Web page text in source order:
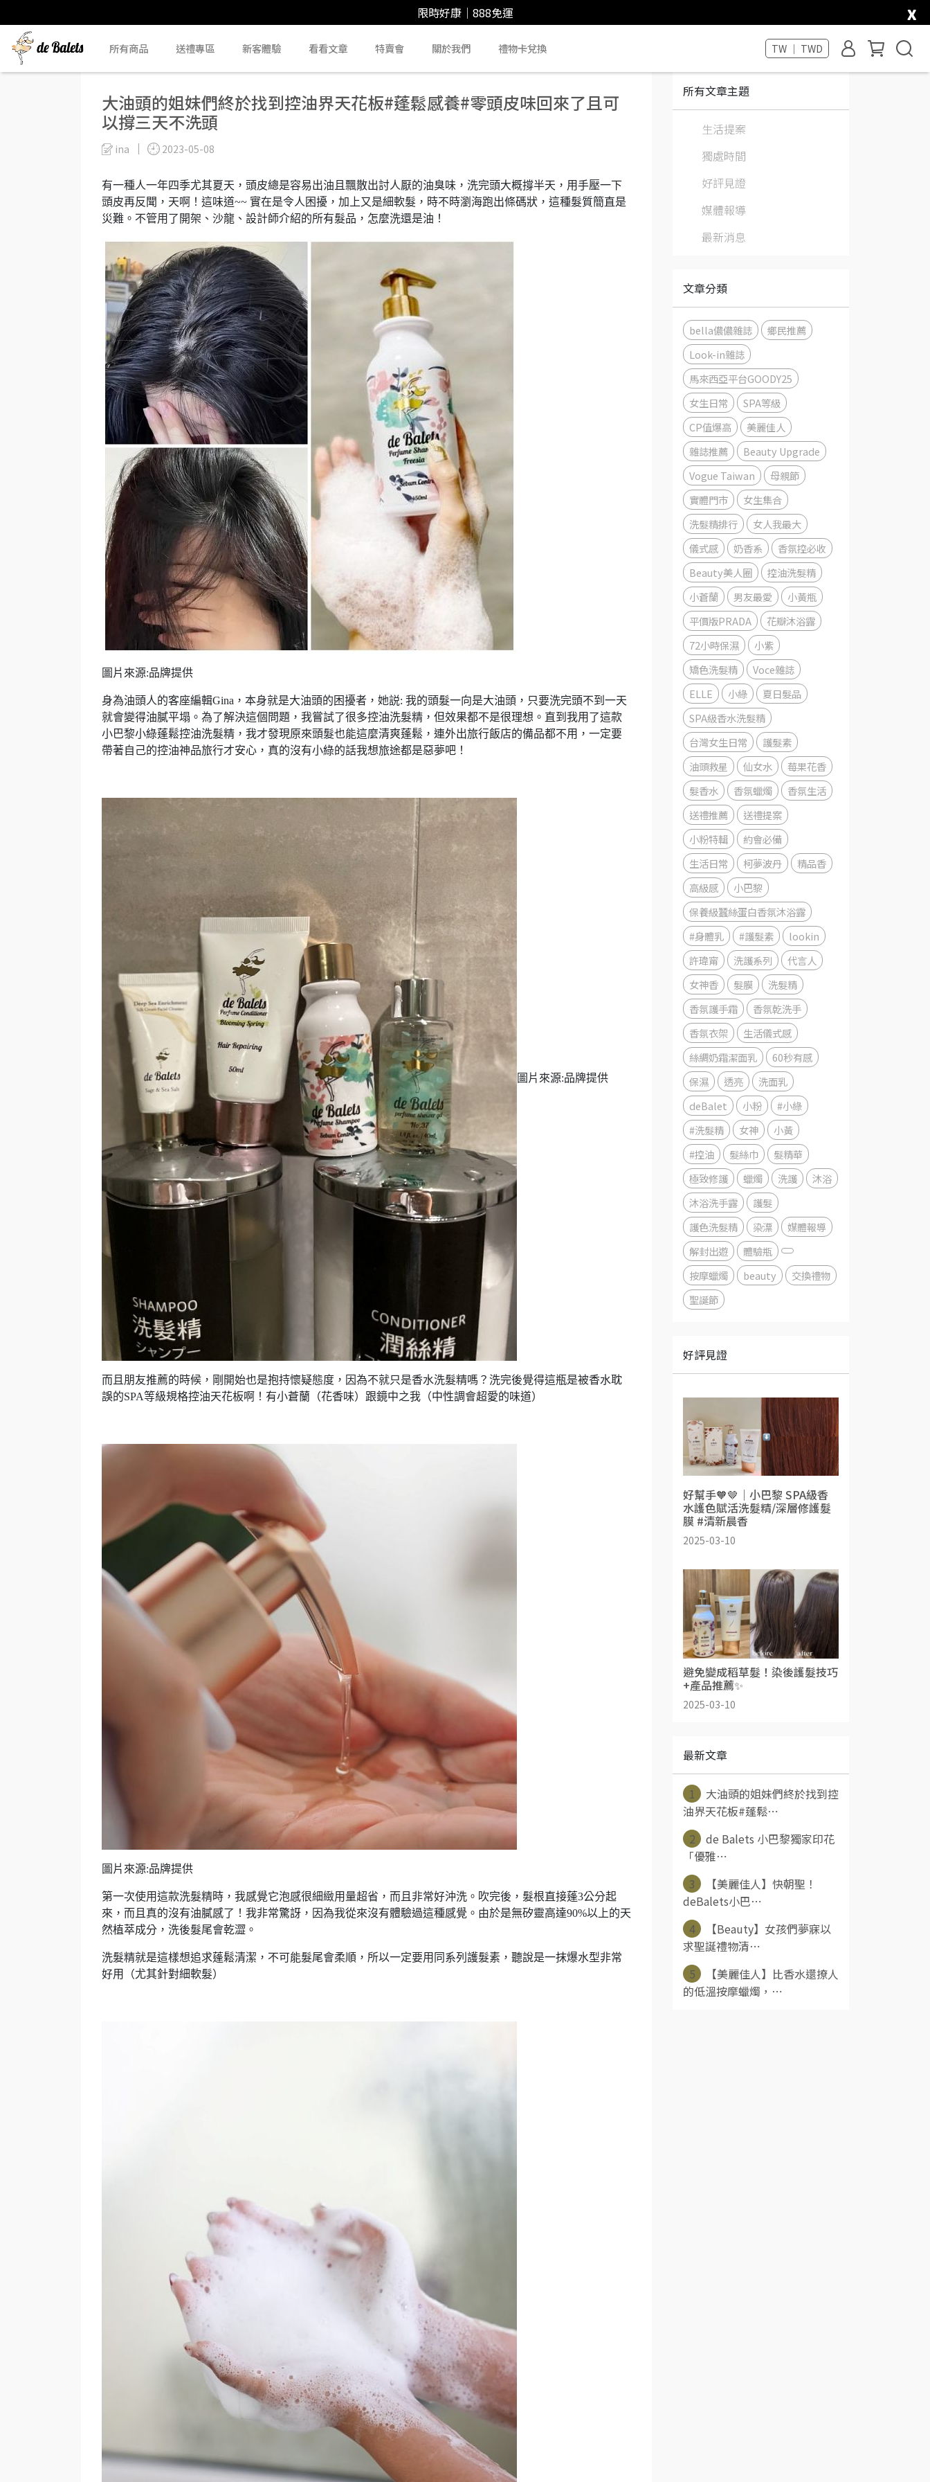
限時好康｜888免運 x
所有商品 送禮專區 新客體驗 看看文章 特賣會 關於我們 禮物卡兌換 TW ｜ TWD
大油頭的姐妹們終於找到控油界天花板#蓬鬆感養#零頭皮味回來了且可
以撐三天不洗頭
ina 2023-05-08
有一種人一年四季尤其夏天，頭皮總是容易出油且飄散出討人厭的油臭味，洗完頭大概撐半天，用手壓一下
頭皮再反聞，天啊！這味道~~ 實在是令人困擾，加上又是細軟髮，時不時瀏海跑出條碼狀，這種髮質簡直是
災難。不管用了開架、沙龍、設計師介紹的所有髮品，怎麼洗還是油！
圖片來源:品牌提供
身為油頭人的客座編輯Gina，本身就是大油頭的困擾者，她説: 我的頭髮一向是大油頭，只要洗完頭不到一天
就會變得油膩平塌。為了解決這個問題，我嘗試了很多控油洗髮精，但效果都不是很理想。直到我用了這款
小巴黎小綠蓬鬆控油洗髮精，我才發現原來頭髮也能這麼清爽蓬鬆，連外出旅行飯店的備品都不用，一定要
帶著自己的控油神品旅行才安心，真的沒有小綠的話我想旅途都是惡夢吧！
圖片來源:品牌提供
而且朋友推薦的時候，剛開始也是抱持懷疑態度，因為不就只是香水洗髮精嗎？洗完後覺得這瓶是被香水耽
誤的SPA等級規格控油天花板啊！有小蒼蘭（花香味）跟鏡中之我（中性調會超愛的味道）
圖片來源:品牌提供
第一次使用這款洗髮精時，我感覺它泡感很細緻用量超省，而且非常好沖洗。吹完後，髮根直接蓬3公分起
來，而且真的沒有油膩感了！我非常驚訝，因為我從來沒有體驗過這種感覺。由於是無矽靈高達90%以上的天
然植萃成分，洗後髮尾會乾澀。
洗髮精就是這樣想追求蓬鬆清潔，不可能髮尾會柔順，所以一定要用同系列護髮素，聽說是一抹爆水型非常
好用（尤其針對細軟髮）
所有文章主題
生活提案
獨處時間
好評見證
媒體報導
最新消息
文章分類
bella儂儂雜誌
鄉民推薦
Look-in雜誌
馬來西亞平台GOODY25
女生日常
SPA等級
CP值爆高
美麗佳人
雜誌推薦
Beauty Upgrade
Vogue Taiwan
母親節
實體門市
女生集合
洗髮精排行
女人我最大
儀式感
奶香系
香氛控必收
Beauty美人圈
控油洗髮精
小蒼蘭
男友最愛
小黃瓶
平價版PRADA
花瓣沐浴露
72小時保濕
小紫
矯色洗髮精
Voce雜誌
ELLE
小綠
夏日髮品
SPA級香水洗髮精
台灣女生日常
護髮素
油頭救星
仙女水
莓果花香
髮香水
香氛蠟燭
香氛生活
送禮推薦
送禮提案
小粉特輯
約會必備
生活日常
柯夢波丹
精品香
高級感
小巴黎
保養級蠶絲蛋白香氛沐浴露
#身體乳
#護髮素
lookin
許瑋甯
洗護系列
代言人
女神香
髮膜
洗髮精
香氛護手霜
香氛乾洗手
香氛衣架
生活儀式感
絲綢奶霜潔面乳
60秒有感
保濕
透亮
洗面乳
deBalet
小粉
#小綠
#洗髮精
女神
小黃
#控油
髮絲巾
髮精華
極致修護
蠟燭 洗護
沐浴
沐浴洗手露
護髮
護色洗髮精
染漂
媒體報導
解封出遊
體驗瓶
按摩蠟燭
beauty
交換禮物
聖誕節
好評見證
好幫手🧡🤎｜小巴黎 SPA級香
水護色賦活洗髮精/深層修護髮
膜 #清新晨香
2025-03-10
避免變成稻草髮！染後護髮技巧
+產品推薦✨
2025-03-10
最新文章
1
大油頭的姐妹們終於找到控
油界天花板#蓬鬆⋯
2
de Balets 小巴黎獨家印花
「優雅⋯
3
【美麗佳人】快朝聖！
deBalets小巴⋯
4
【Beauty】女孩們夢寐以
求聖誕禮物清⋯
5
【美麗佳人】比香水還撩人
的低溫按摩蠟燭，⋯